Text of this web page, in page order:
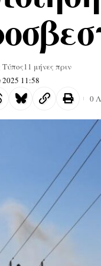
2025 11:58
Τύπος11 μήνες πριν
0